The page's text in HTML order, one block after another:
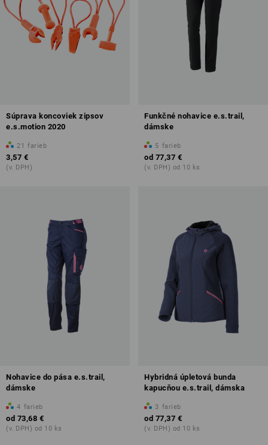
Súprava koncoviek zipsov
e.s.motion 2020
21 farieb
3,57 €
(v. DPH)
Funkčné nohavice e.s.trail,
dámske
5 farieb
od 77,37 €
(v. DPH) od 10 ks
Nohavice do pása e.s.trail,
dámske
4 farieb
od 73,68 €
(v. DPH) od 10 ks
Hybridná úpletová bunda
kapucňou e.s.trail, dámska
3 farieb
od 77,37 €
(v. DPH) od 10 ks